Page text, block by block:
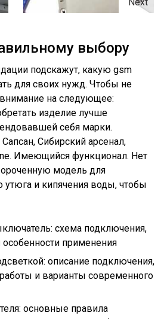
выбору
подскажут, какую gsm
для своих нужд. Чтобы не
на следующее:
изделие лучше
себя марки.
Сибирский арсенал,
Имеющийся функционал. Нет
модель для
утюга и кипячения воды, чтобы
схема подключения,
применения
описание подключения,
и варианты современного
основные правила